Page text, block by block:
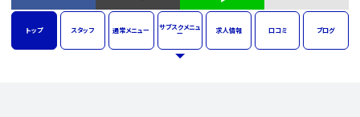
トップ スタッフ 通常メニュー サブスクメニュ
ー 求人情報 口コミ ブログ